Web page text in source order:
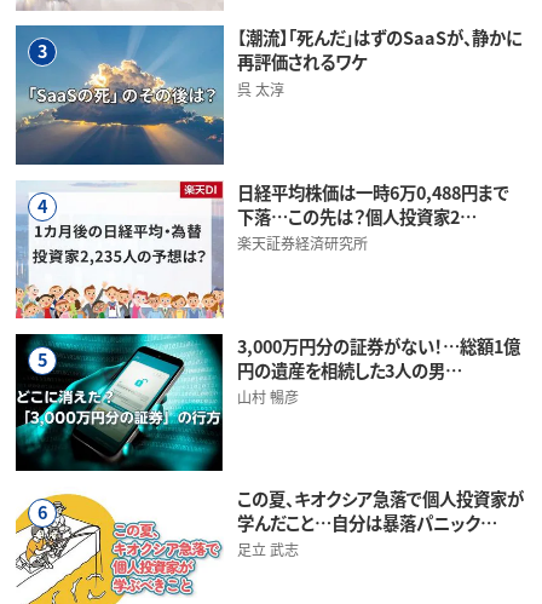
3
【潮流】「死んだ」はずのSaaSが、静かに
再評価されるワケ
呉 太淳
4
日経平均株価は一時6万0,488円まで
下落…この先は？個人投資家2…
楽天証券経済研究所
5
3,000万円分の証券がない！…総額1億
円の遺産を相続した3人の男…
山村 暢彦
6
この夏、キオクシア急落で個人投資家が
学んだこと…自分は暴落パニック…
足立 武志